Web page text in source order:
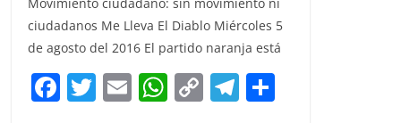
c
e
b
o
itt
er
ai
l
at
s
A
p
p
y
Li
n
e
gr
a
m
ar
e
ciudadanos Me Lleva El Diablo Miércoles 5
de agosto del 2016 El partido naranja está
F T E W C T